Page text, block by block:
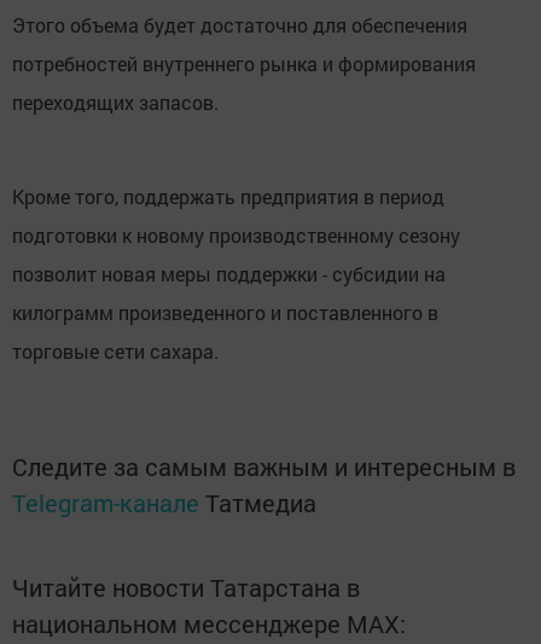
Этого объема будет достаточно для обеспечения
потребностей внутреннего рынка и формирования
переходящих запасов.
Кроме того, поддержать предприятия в период
подготовки к новому производственному сезону
позволит новая меры поддержки - субсидии на
килограмм произведенного и поставленного в
торговые сети сахара.
Следите за самым важным и интересным в
Telegram-канале Татмедиа
Читайте новости Татарстана в
национальном мессенджере MАХ: